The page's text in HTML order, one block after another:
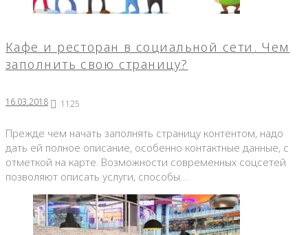
Кафе и ресторан в социальной сети. Чем
заполнить свою страницу?
16.03.2018 1125
Прежде чем начать заполнять страницу контентом, надо
дать ей полное описание, особенно контактные данные, с
отметкой на карте. Возможности современных соцсетей
позволяют описать услуги, способы…